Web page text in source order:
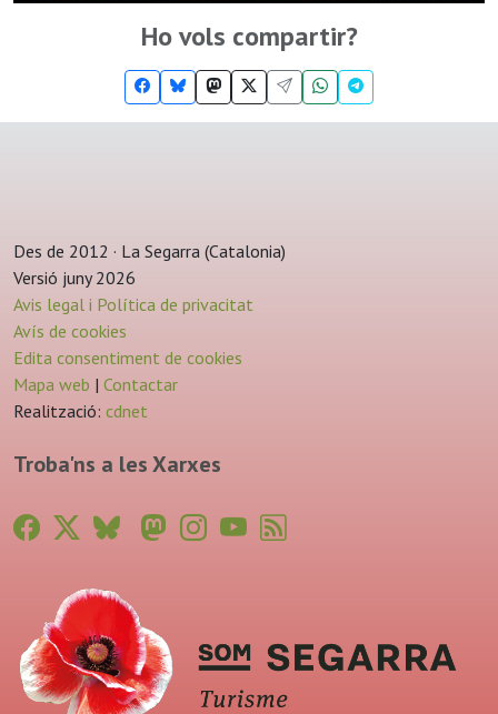
Ho vols compartir?
Des de 2012 · La Segarra (Catalonia)
Versió juny 2026
Avis legal i Política de privacitat
Avís de cookies
Edita consentiment de cookies
Mapa web | Contactar
Realització: cdnet
Troba'ns a les Xarxes